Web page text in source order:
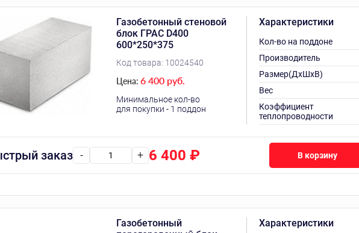
Газобетонный стеновой
блок ГРАС D400
600*250*375
Код товара: 10024540
Цена: 6 400 руб.
Минимальное кол-во
для покупки - 1 поддон
Характеристики
Кол-во на поддоне
Производитель
Размер(ДхШхВ)
Вес
Коэффициент
теплопроводности
заказ - + 6 400 ₽ В корзину
Газобетонный
Характеристики